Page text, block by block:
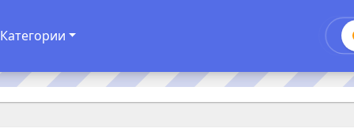
Категории